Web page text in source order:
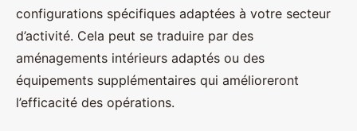
configurations spécifiques adaptées à votre secteur
d’activité. Cela peut se traduire par des
aménagements intérieurs adaptés ou des
équipements supplémentaires qui amélioreront
l’efficacité des opérations.